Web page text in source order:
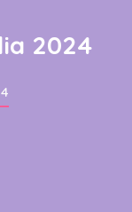
2024